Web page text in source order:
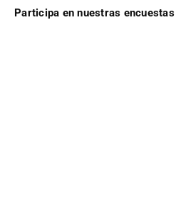
Participa en nuestras